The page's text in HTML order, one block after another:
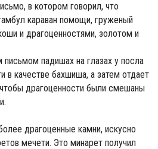
в котором говорил, что
караван помощи, груженый
и драгоценностями, золотом и
падишах на глазах у посла
в качестве бахшиша, а затем отдает
чтобы драгоценности были смешаны
драгоценные камни, искусно
мечети. Это минарет получил